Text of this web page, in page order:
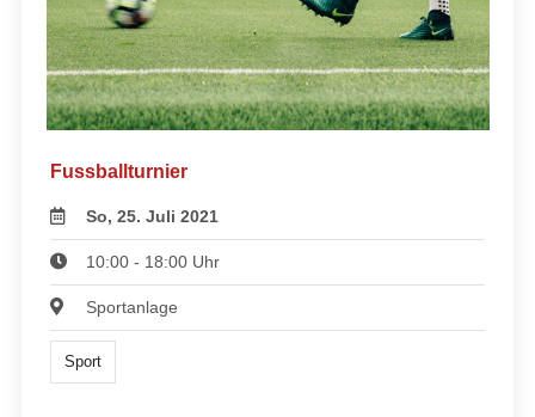
Fussballturnier
So, 25. Juli 2021
10:00 - 18:00 Uhr
Sportanlage
Sport